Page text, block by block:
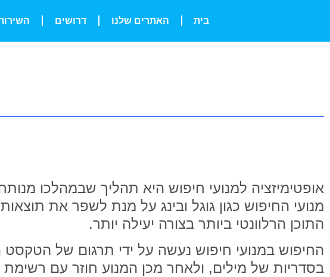
בית האתרים שלנו דרושים
אופטימיזציה למנועי חיפוש היא תהליך שבמהלכו
מנועי החיפוש כגון גוגל ובינג על מנת לשפר את
התוכן הרלוונטי ביותר בצורה יעילה יותר.
החיפוש במנועי חיפוש נעשה על ידי תרגום של
בסדריות של מילים, ולאחר מכן המנוע חוזר עם